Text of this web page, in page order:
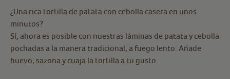
¿Una rica tortilla de patata con cebolla casera en unos
minutos?
Sí, ahora es posible con nuestras láminas de patata y cebolla
pochadas a la manera tradicional, a fuego lento. Añade
huevo, sazona y cuaja la tortilla a tu gusto.